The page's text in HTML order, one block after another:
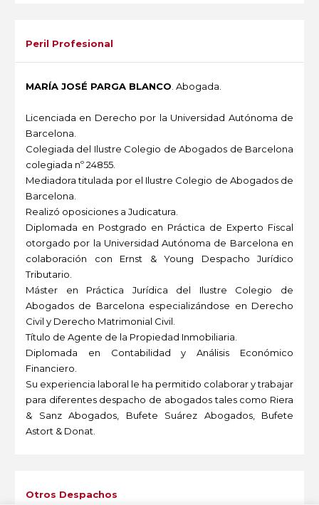
Peril Profesional
MARÍA JOSÉ PARGA BLANCO . Abogada.
Licenciada en Derecho por la Universidad Autónoma de
Barcelona.
Colegiada del Ilustre Colegio de Abogados de Barcelona
colegiada nº 24855.
Mediadora titulada por el Ilustre Colegio de Abogados de
Barcelona.
Realizó oposiciones a Judicatura.
Diplomada en Postgrado en Práctica de Experto Fiscal
otorgado por la Universidad Autónoma de Barcelona en
colaboración con Ernst & Young Despacho Jurídico
Tributario.
Máster en Práctica Jurídica del Ilustre Colegio de
Abogados de Barcelona especializándose en Derecho
Civil y Derecho Matrimonial Civil.
Título de Agente de la Propiedad Inmobiliaria.
Diplomada en Contabilidad y Análisis Económico
Financiero.
Su experiencia laboral le ha permitido colaborar y trabajar
para diferentes despacho de abogados tales como Riera
& Sanz Abogados, Bufete Suárez Abogados, Bufete
Astort & Donat.
Otros Despachos